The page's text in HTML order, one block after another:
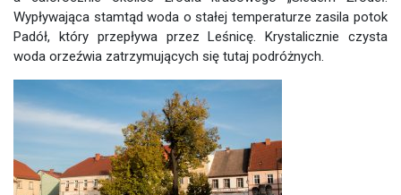
Wypływająca stamtąd woda o stałej temperaturze zasila potok
Padół, który przepływa przez Leśnicę. Krystalicznie czysta
woda orzeźwia zatrzymujących się tutaj podróżnych.